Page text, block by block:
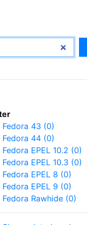
Fedora 43 (0)
Fedora 44 (0)
Fedora EPEL 10.2 (0)
Fedora EPEL 10.3 (0)
Fedora EPEL 8 (0)
Fedora EPEL 9 (0)
Fedora Rawhide (0)